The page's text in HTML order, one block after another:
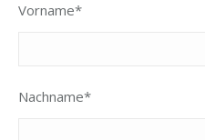
Vorname*
Nachname*